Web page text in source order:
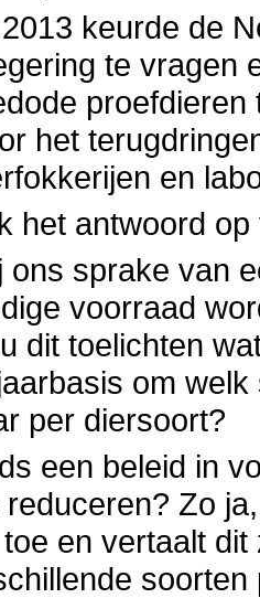
keurde de
te vragen
het
en
het antwoord
ons sprake van
voorraad
dit toelichten
om
per diersoort?
een beleid in
Zo
en vertaalt
soorten